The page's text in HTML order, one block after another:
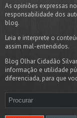
As opiniões expressas
responsabilidade dos
blog.
Leia e interprete o
assim mal-entendidos.
Blog Olhar Cidadão
informação e utilidade
diferenciada, para que